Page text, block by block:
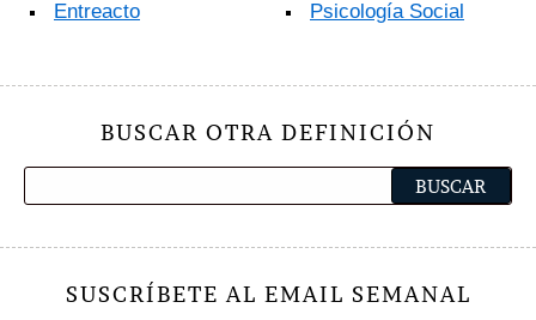
Entreacto Psicología Social
BUSCAR OTRA DEFINICIÓN
SUSCRÍBETE AL EMAIL SEMANAL